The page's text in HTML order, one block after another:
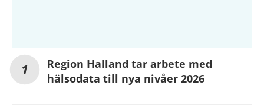
Region Halland tar arbete med
hälsodata till nya nivåer 2026